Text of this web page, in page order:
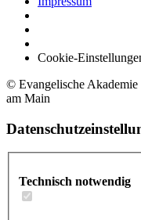
Cookie-
© Evangelische
am Main
Technisch notwendig